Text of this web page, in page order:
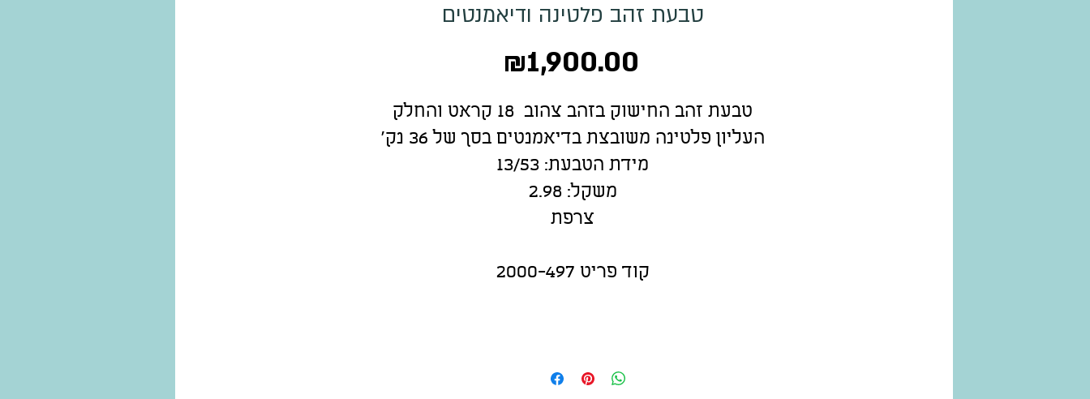
טבעת זהב פלטינה ודיאמנטים
₪1,900.00
טבעת זהב החישוק בזהב צהוב 18 קראט והחלק
העליון פלטינה משובצת בדיאמנטים בסך של 36 נק'
מידת הטבעת: 13/53
משקל: 2.98
צרפת
קוד פריט 2000-497